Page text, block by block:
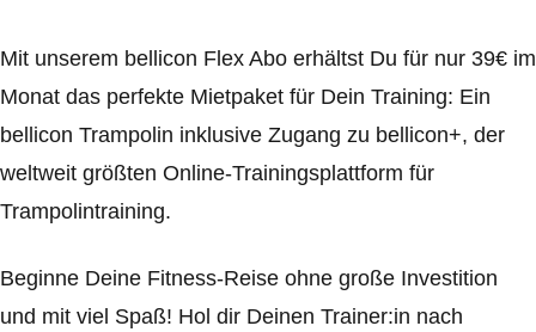
Mit unserem bellicon Flex Abo erhältst Du für nur 39€ im
Monat das perfekte Mietpaket für Dein Training: Ein
bellicon Trampolin inklusive Zugang zu bellicon+, der
weltweit größten Online-Trainingsplattform für
Trampolintraining.
Beginne Deine Fitness-Reise ohne große Investition
und mit viel Spaß! Hol dir Deinen Trainer:in nach